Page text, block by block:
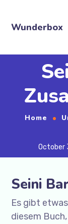
Wunderbox
Home
October
Es gibt
diesem